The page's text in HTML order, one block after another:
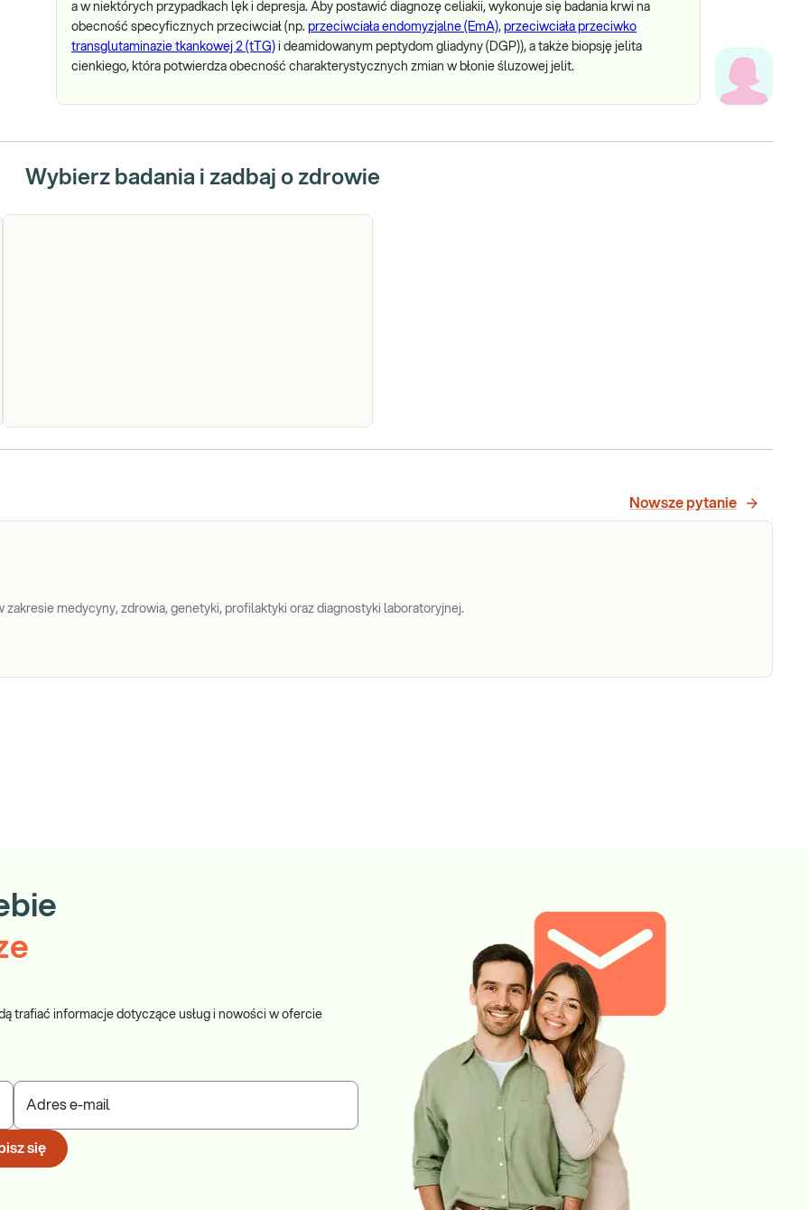
a w niektórych przypadkach lęk i depresja. Aby postawić diagnozę celiakii, wykonuje się badania krwi na
obecność specyficznych przeciwciał (np. przeciwciała endomyzjalne (EmA), przeciwciała przeciwko
transglutaminazie tkankowej 2 (tTG) i deamidowanym peptydom gliadyny (DGP)), a także biopsję jelita
cienkiego, która potwierdza obecność charakterystycznych zmian w błonie śluzowej jelit.
Wybierz badania i zadbaj o zdrowie
P/c. p.
Nowsze pytanie
zakresie medycyny, zdrowia, genetyki, profilaktyki oraz diagnostyki laboratoryjnej.
trafiać informacje dotyczące usług i nowości w ofercie
Adres e-mail
się